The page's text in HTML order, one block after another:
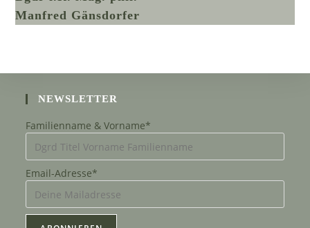
Manfred Gänsdorfer
NEWSLETTER
Familienname & Vorname*
Email-Adresse*